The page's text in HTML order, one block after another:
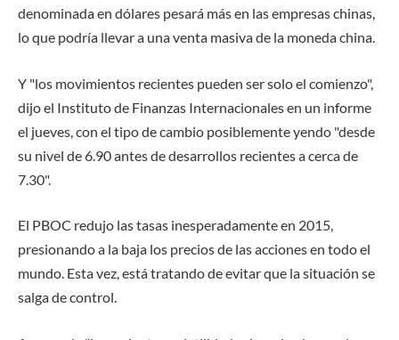
denominada en dólares pesará más en las empresas chinas,
lo que podría llevar a una venta masiva de la moneda china.
Y "los movimientos recientes pueden ser solo el comienzo",
dijo el Instituto de Finanzas Internacionales en un informe
el jueves, con el tipo de cambio posiblemente yendo "desde
su nivel de 6.90 antes de desarrollos recientes a cerca de
7.30".
El PBOC redujo las tasas inesperadamente en 2015,
presionando a la baja los precios de las acciones en todo el
mundo. Esta vez, está tratando de evitar que la situación se
salga de control.